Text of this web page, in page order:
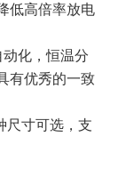
低高倍率放电
动化，恒温分
有优秀的一致
尺寸可选，支